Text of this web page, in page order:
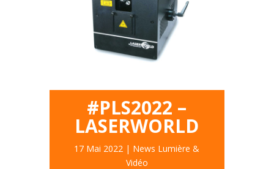
#PLS2022 –
LASERWORLD
17 Mai 2022 | News Lumière &
Vidéo